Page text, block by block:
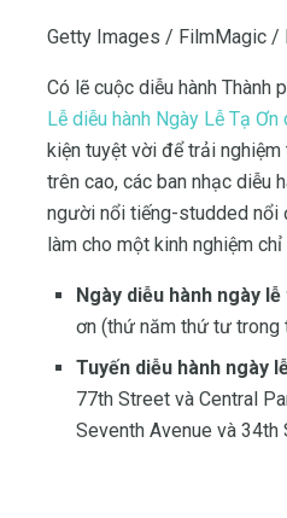
Getty Images / FilmMagic /
Có lẽ cuộc diễu hành Thành
Lễ diễu hành Ngày Lễ Tạ
kiện tuyệt vời để trải
trên cao, các ban nhạc diễu
người nổi tiếng-studded nổi
làm cho một kinh nghiệm
Ngày diễu hành ngày
ơn (thứ năm thứ tư trong
Tuyến diễu hành ngày
77th Street và Central
Seventh Avenue và 34th